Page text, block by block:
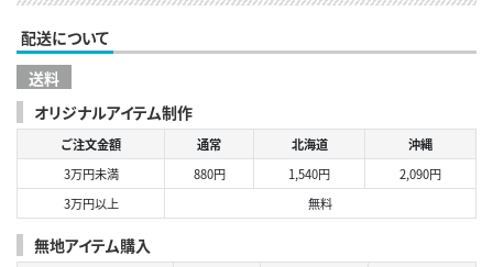
配送について
送料
オリジナルアイテム制作
ご注文金額 通常 北海道
沖縄
3万円未満
880円 1,540円
2,090円
3万円以上
無料
無地アイテム購入